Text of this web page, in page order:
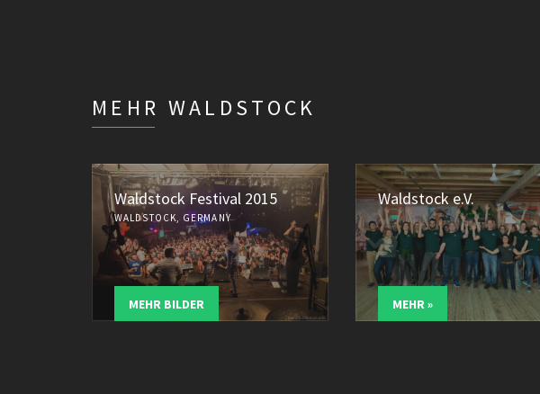
MEHR WALDSTOCK
Waldstock Festival 2015
WALDSTOCK, GERMANY
MEHR BILDER
Waldstock e.V.
MEHR »